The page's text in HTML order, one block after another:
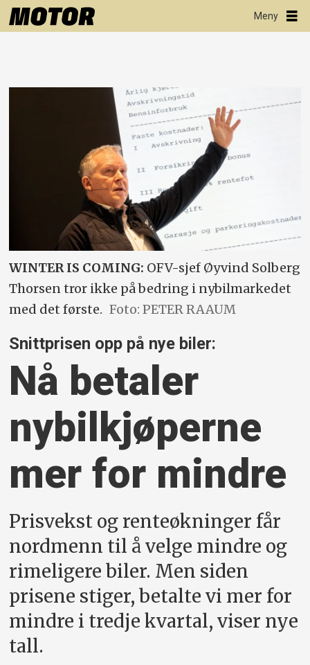
WINTER IS COMING: OFV-sjef Øyvind Solberg
Thorsen tror ikke på bedring i nybilmarkedet
med det første. Foto: PETER RAAUM
Snittprisen opp på nye biler:
Nå betaler
nybil­kjøperne
mer for mindre
Prisvekst og renteøkninger får
nordmenn til å velge mindre og
rimeligere biler. Men siden
prisene stiger, betalte vi mer for
mindre i tredje kvartal, viser nye
tall.